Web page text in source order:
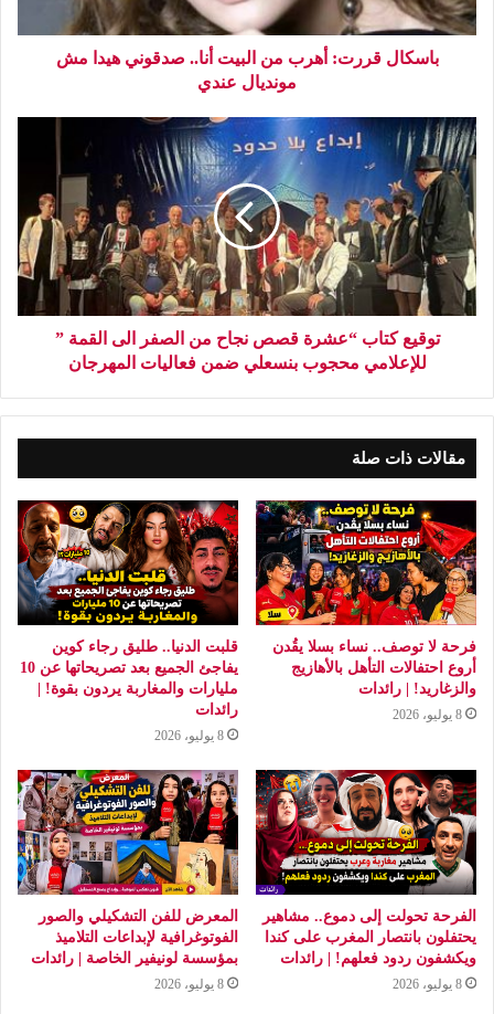
باسكال قررت: أهرب من البيت أنا.. صدقوني هيدا مش
مونديال عندي
توقيع كتاب “عشرة قصص نجاح من الصفر الى القمة ”
للإعلامي محجوب بنسعلي ضمن فعاليات المهرجان
مقالات ذات صلة
فرحة لا توصف.. نساء بسلا يقُدن
أروع احتفالات التأهل بالأهازيج
والزغاريد! | رائدات
8 يوليو، 2026
قلبت الدنيا.. طليق رجاء كوين
يفاجئ الجميع بعد تصريحاتها عن 10
مليارات والمغاربة يردون بقوة! |
رائدات
8 يوليو، 2026
الفرحة تحولت إلى دموع.. مشاهير
يحتفلون بانتصار المغرب على كندا
ويكشفون ردود فعلهم! | رائدات
8 يوليو، 2026
المعرض للفن التشكيلي والصور
الفوتوغرافية لإبداعات التلاميذ
بمؤسسة لونيفير الخاصة | رائدات
8 يوليو، 2026